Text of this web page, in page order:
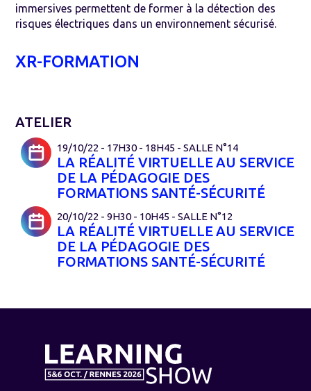
immersives permettent de former à la détection des
risques électriques dans un environnement sécurisé.
XR-FORMATION
ATELIER
19/10/22 - 17H30 - 18H45 - SALLE N°14
LA RÉALITÉ VIRTUELLE AU SERVICE
DE LA PÉDAGOGIE DES
FORMATIONS SANTÉ-SÉCURITÉ
20/10/22 - 9H30 - 10H45 - SALLE N°12
LA RÉALITÉ VIRTUELLE AU SERVICE
DE LA PÉDAGOGIE DES
FORMATIONS SANTÉ-SÉCURITÉ